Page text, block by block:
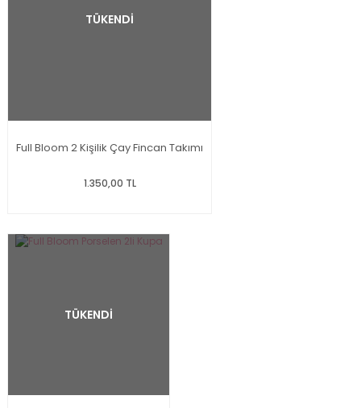
TÜKENDİ
Full Bloom 2 Kişilik Çay Fincan Takımı
1.350,00 TL
TÜKENDİ